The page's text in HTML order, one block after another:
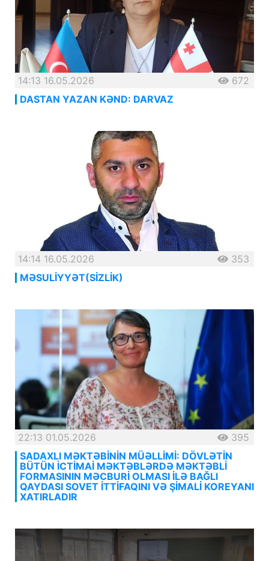
14:13 16.05.2026
672
DASTAN YAZAN KƏND: DARVAZ
14:14 16.05.2026
353
MƏSULİYYƏT(SİZLİK)
22:13 01.05.2026
395
SADAXLI MƏKTƏBİNİN MÜƏLLİMİ: DÖVLƏTİN
BÜTÜN İCTİMAİ MƏKTƏBLƏRDƏ MƏKTƏBLİ
FORMASININ MƏCBURİ OLMASI İLƏ BAĞLI
QAYDASI SOVET İTTİFAQINI VƏ ŞİMALİ KOREYANI
XATIRLADIR